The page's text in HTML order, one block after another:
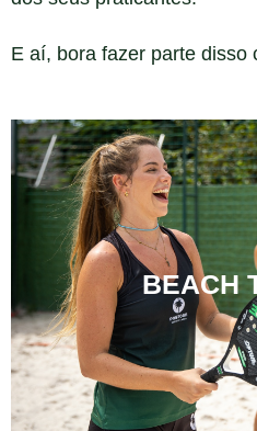
E aí, bora fazer parte disso
BEACH